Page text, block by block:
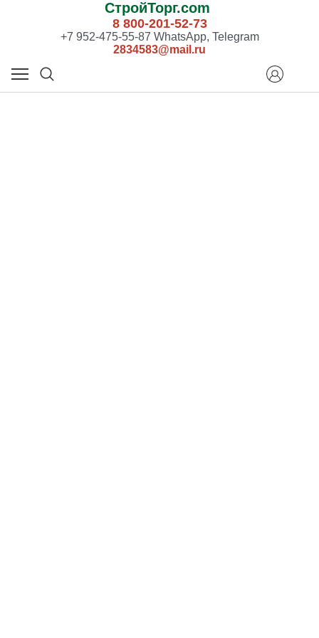
СтройТорг.com
8 800-201-52-73
+7 952-475-55-87 WhatsApp, Telegram
2834583@mail.ru